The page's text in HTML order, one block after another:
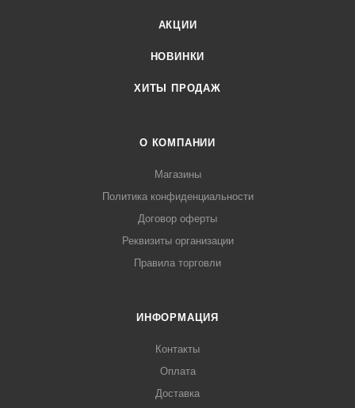
АКЦИИ
НОВИНКИ
ХИТЫ ПРОДАЖ
О КОМПАНИИ
Магазины
Политика конфиденциальности
Договор оферты
Реквизиты организации
Правила торговли
ИНФОРМАЦИЯ
Контакты
Оплата
Доставка